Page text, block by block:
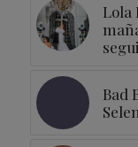
Lola
Bad